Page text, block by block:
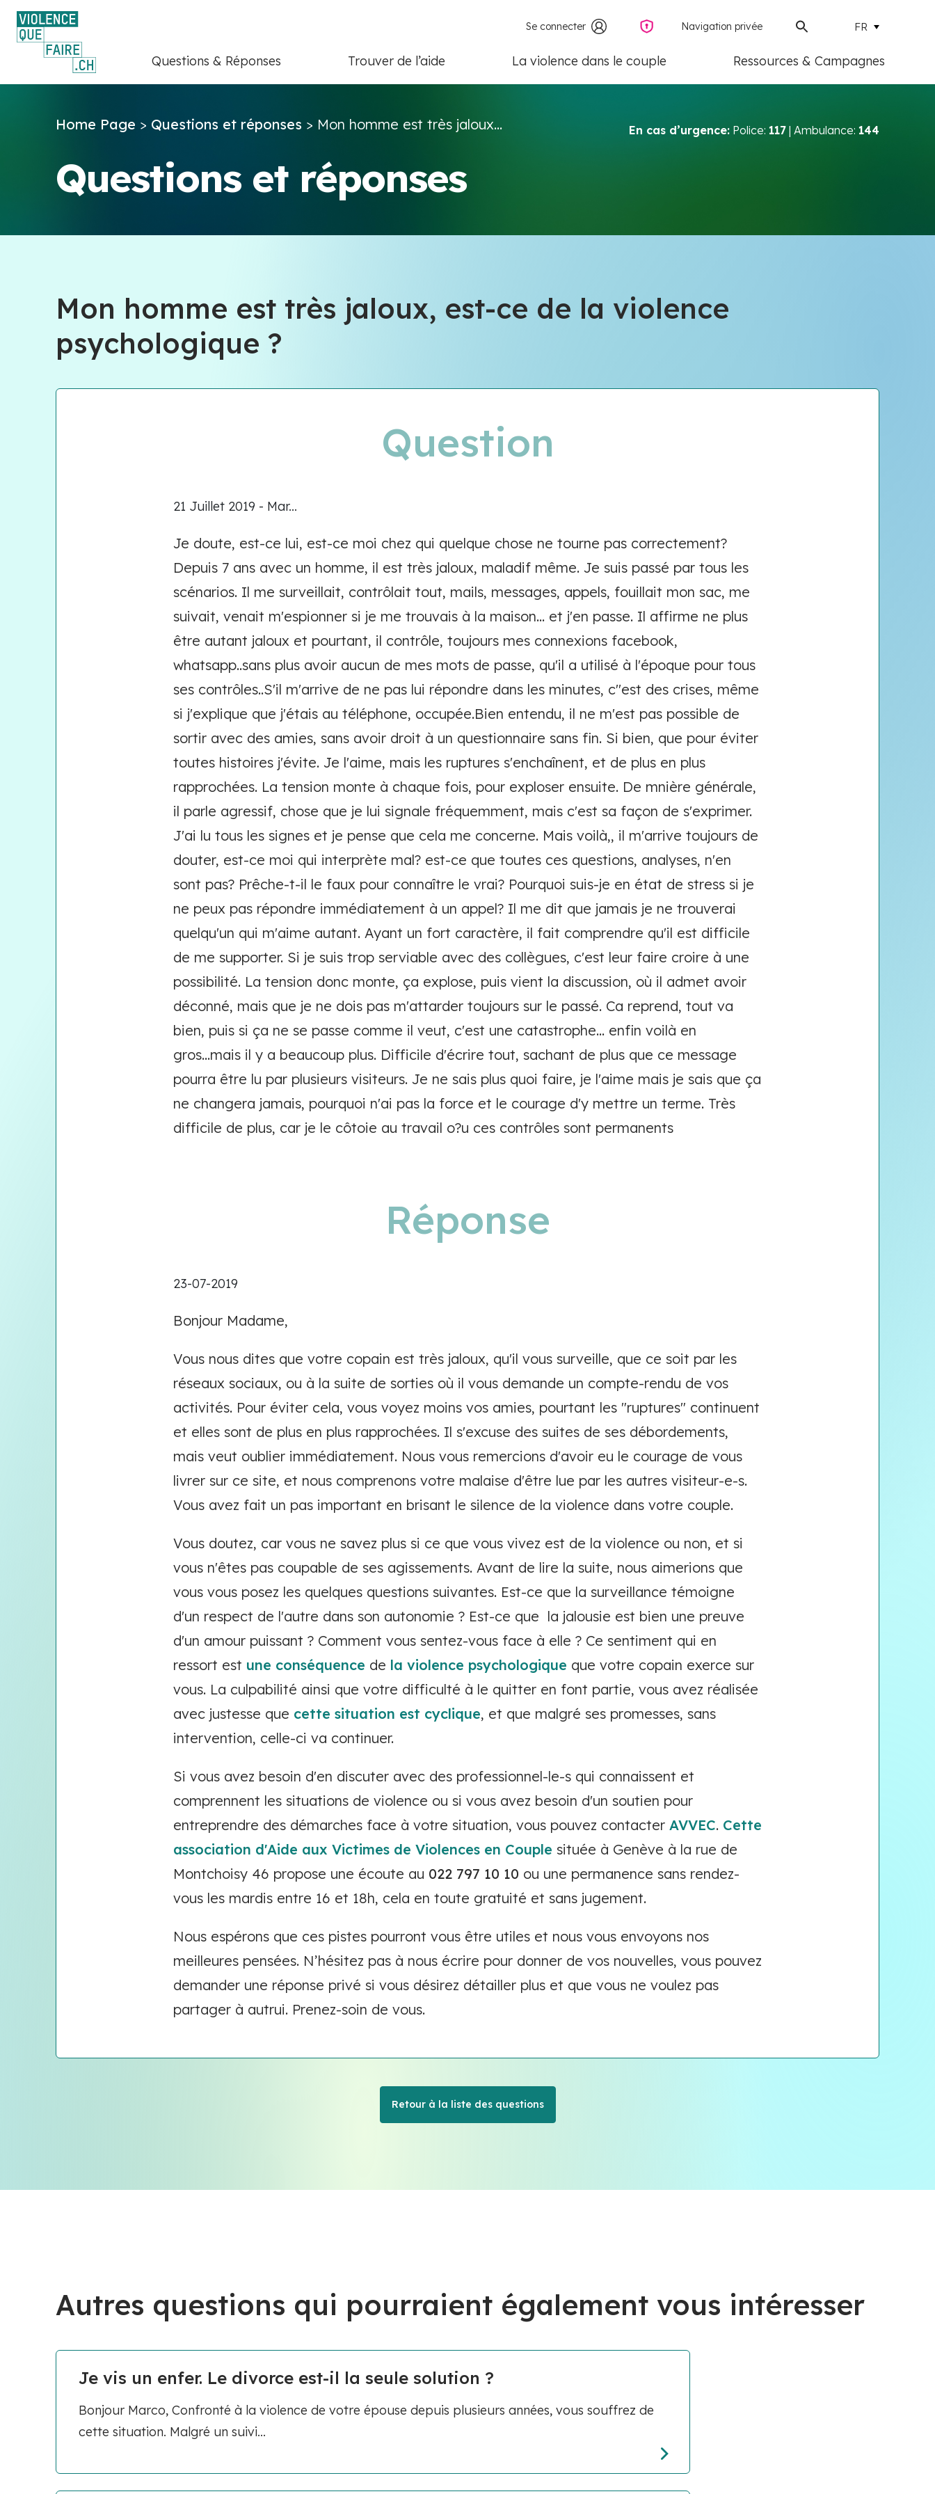
Se connecter Navigation privée FR
Questions & Réponses Trouver de l’aide La violence dans le couple Ressources & Campagnes
Home Page > Questions et réponses > Mon homme est très jaloux... En cas d’urgence: Police: 117 | Ambulance: 144
Questions et réponses
Mon homme est très jaloux, est-ce de la violence
psychologique ?
Question
21 Juillet 2019 - Mar...
Je doute, est-ce lui, est-ce moi chez qui quelque chose ne tourne pas correctement?
Depuis 7 ans avec un homme, il est très jaloux, maladif même. Je suis passé par tous les
scénarios. Il me surveillait, contrôlait tout, mails, messages, appels, fouillait mon sac, me
suivait, venait m'espionner si je me trouvais à la maison... et j'en passe. Il affirme ne plus
être autant jaloux et pourtant, il contrôle, toujours mes connexions facebook,
whatsapp..sans plus avoir aucun de mes mots de passe, qu'il a utilisé à l'époque pour tous
ses contrôles..S'il m'arrive de ne pas lui répondre dans les minutes, c''est des crises, même
si j'explique que j'étais au téléphone, occupée.Bien entendu, il ne m'est pas possible de
sortir avec des amies, sans avoir droit à un questionnaire sans fin. Si bien, que pour éviter
toutes histoires j'évite. Je l'aime, mais les ruptures s'enchaînent, et de plus en plus
rapprochées. La tension monte à chaque fois, pour exploser ensuite. De mnière générale,
il parle agressif, chose que je lui signale fréquemment, mais c'est sa façon de s'exprimer.
J'ai lu tous les signes et je pense que cela me concerne. Mais voilà,, il m'arrive toujours de
douter, est-ce moi qui interprète mal? est-ce que toutes ces questions, analyses, n'en
sont pas? Prêche-t-il le faux pour connaître le vrai? Pourquoi suis-je en état de stress si je
ne peux pas répondre immédiatement à un appel? Il me dit que jamais je ne trouverai
quelqu'un qui m'aime autant. Ayant un fort caractère, il fait comprendre qu'il est difficile
de me supporter. Si je suis trop serviable avec des collègues, c'est leur faire croire à une
possibilité. La tension donc monte, ça explose, puis vient la discussion, où il admet avoir
déconné, mais que je ne dois pas m'attarder toujours sur le passé. Ca reprend, tout va
bien, puis si ça ne se passe comme il veut, c'est une catastrophe... enfin voilà en
gros...mais il y a beaucoup plus. Difficile d'écrire tout, sachant de plus que ce message
pourra être lu par plusieurs visiteurs. Je ne sais plus quoi faire, je l'aime mais je sais que ça
ne changera jamais, pourquoi n'ai pas la force et le courage d'y mettre un terme. Très
difficile de plus, car je le côtoie au travail o?u ces contrôles sont permanents
Réponse
23-07-2019
Bonjour Madame,
Vous nous dites que votre copain est très jaloux, qu'il vous surveille, que ce soit par les
réseaux sociaux, ou à la suite de sorties où il vous demande un compte-rendu de vos
activités. Pour éviter cela, vous voyez moins vos amies, pourtant les "ruptures" continuent
et elles sont de plus en plus rapprochées. Il s'excuse des suites de ses débordements,
mais veut oublier immédiatement. Nous vous remercions d'avoir eu le courage de vous
livrer sur ce site, et nous comprenons votre malaise d'être lue par les autres visiteur-e-s.
Vous avez fait un pas important en brisant le silence de la violence dans votre couple.
Vous doutez, car vous ne savez plus si ce que vous vivez est de la violence ou non, et si
vous n'êtes pas coupable de ses agissements. Avant de lire la suite, nous aimerions que
vous vous posez les quelques questions suivantes. Est-ce que la surveillance témoigne
d'un respect de l'autre dans son autonomie ? Est-ce que la jalousie est bien une preuve
d'un amour puissant ? Comment vous sentez-vous face à elle ? Ce sentiment qui en
ressort est une conséquence de la violence psychologique que votre copain exerce sur
vous. La culpabilité ainsi que votre difficulté à le quitter en font partie, vous avez réalisée
avec justesse que cette situation est cyclique, et que malgré ses promesses, sans
intervention, celle-ci va continuer.
Si vous avez besoin d'en discuter avec des professionnel-le-s qui connaissent et
comprennent les situations de violence ou si vous avez besoin d'un soutien pour
entreprendre des démarches face à votre situation, vous pouvez contacter AVVEC. Cette
association d'Aide aux Victimes de Violences en Couple située à Genève à la rue de
Montchoisy 46 propose une écoute au 022 797 10 10 ou une permanence sans rendez-
vous les mardis entre 16 et 18h, cela en toute gratuité et sans jugement.
Nous espérons que ces pistes pourront vous être utiles et nous vous envoyons nos
meilleures pensées. N’hésitez pas à nous écrire pour donner de vos nouvelles, vous pouvez
demander une réponse privé si vous désirez détailler plus et que vous ne voulez pas
partager à autrui. Prenez-soin de vous.
Retour à la liste des questions
Autres questions qui pourraient également vous intéresser
Je vis un enfer. Le divorce est-il la seule solution ?
Bonjour Marco, Confronté à la violence de votre épouse depuis plusieurs années, vous souffrez de
cette situation. Malgré un suivi...